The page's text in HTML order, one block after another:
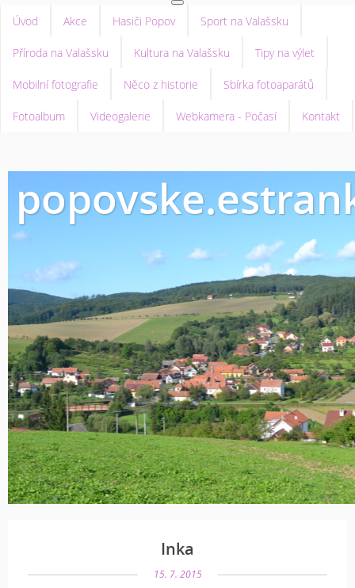
Úvod Akce Hasiči Popov Sport na Valašsku
Příroda na Valašsku Kultura na Valašsku Tipy na výlet
Mobilní fotografie Něco z historie Sbírka fotoaparátů
Fotoalbum Videogalerie Webkamera - Počasí Kontakt
Inka
15. 7. 2015